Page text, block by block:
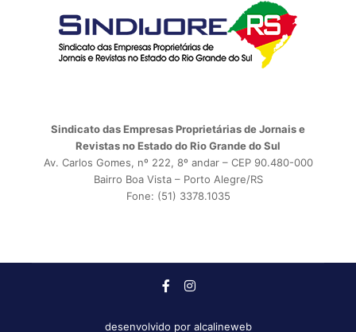
Sindicato das Empresas Proprietárias de Jornais e
Revistas no Estado do Rio Grande do Sul
Av. Carlos Gomes, nº 222, 8º andar – CEP 90.480-000
Bairro Boa Vista – Porto Alegre/RS
Fone: (51) 3378.1035
desenvolvido por alcalineweb